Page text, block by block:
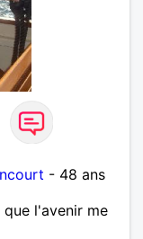
- 48 ans
l'avenir me